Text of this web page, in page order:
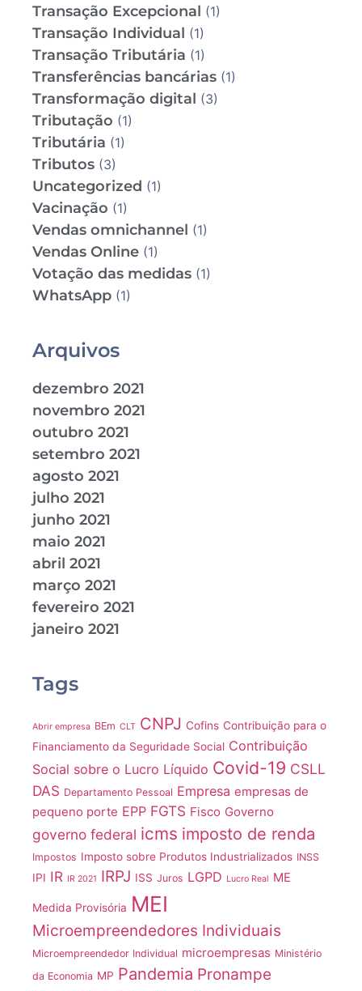
Transação Excepcional (1)
Transação Individual (1)
Transação Tributária (1)
Transferências bancárias (1)
Transformação digital (3)
Tributação (1)
Tributária (1)
Tributos (3)
Uncategorized (1)
Vacinação (1)
Vendas omnichannel (1)
Vendas Online (1)
Votação das medidas (1)
WhatsApp (1)
Arquivos
dezembro 2021
novembro 2021
outubro 2021
setembro 2021
agosto 2021
julho 2021
junho 2021
maio 2021
abril 2021
março 2021
fevereiro 2021
janeiro 2021
Tags
Abrir empresa BEm CLT CNPJ Cofins Contribuição para o
Financiamento da Seguridade Social Contribuição
Social sobre o Lucro Líquido Covid-19 CSLL
DAS Departamento Pessoal Empresa empresas de
pequeno porte EPP FGTS Fisco Governo
governo federal icms imposto de renda
Impostos Imposto sobre Produtos Industrializados INSS
IPI IR IR 2021 IRPJ ISS Juros LGPD Lucro Real ME
Medida Provisória MEI
Microempreendedores Individuais
Microempreendedor Individual microempresas Ministério
da Economia MP Pandemia Pronampe